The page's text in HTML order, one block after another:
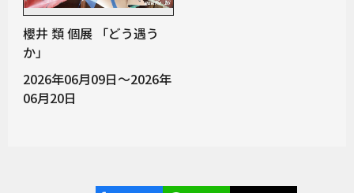
櫻井 類 個展 「どう遇う
か」
2026年06月09日～2026年
06月20日